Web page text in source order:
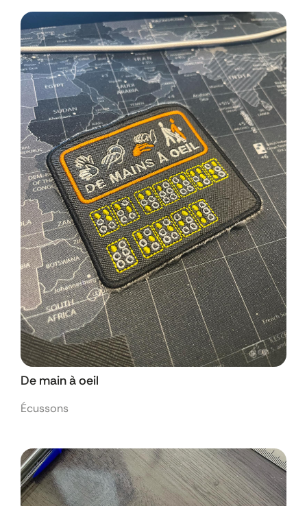
De main à oeil
Écussons